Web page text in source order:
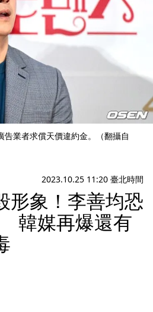
業者求償天價違約金。（翻攝自
2023.10.25 11:20 臺北時間
形象！李善均恐
韓媒再爆還有